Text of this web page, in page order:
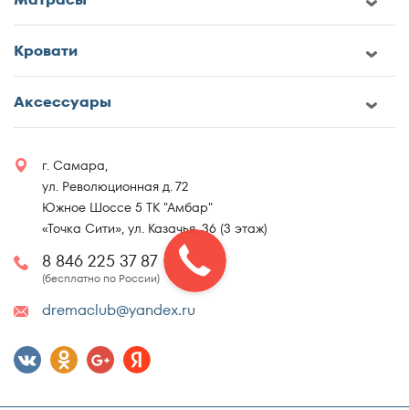
Кровати
Аксессуары
г. Самара,
ул. Революционная д. 72
Южное Шоссе 5 ТК "Амбар"
«Точка Сити», ул. Казачья, 36 (3 этаж)
8 846 225 37 87
(бесплатно по России)
dremaclub@yandex.ru